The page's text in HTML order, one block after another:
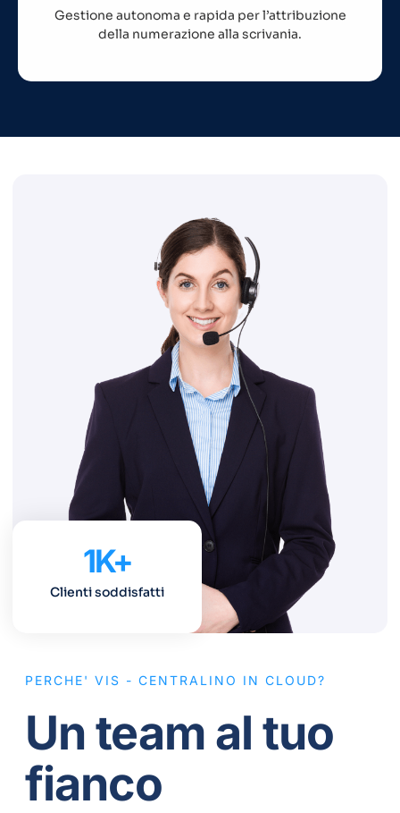
Gestione autonoma e rapida per l’attribuzione
della numerazione alla scrivania.
Clienti soddisfatti
1K+
PERCHE' VIS - CENTRALINO IN CLOUD?
Un team al tuo
fianco